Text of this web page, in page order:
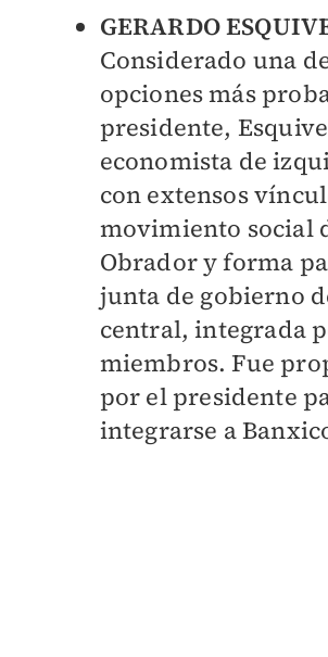
GERARDO
Considerado una
opciones más
presidente,
economista de
con extensos
movimiento social
Obrador y forma
junta de gobierno
central, integrada
miembros. Fue
por el presidente
integrarse a